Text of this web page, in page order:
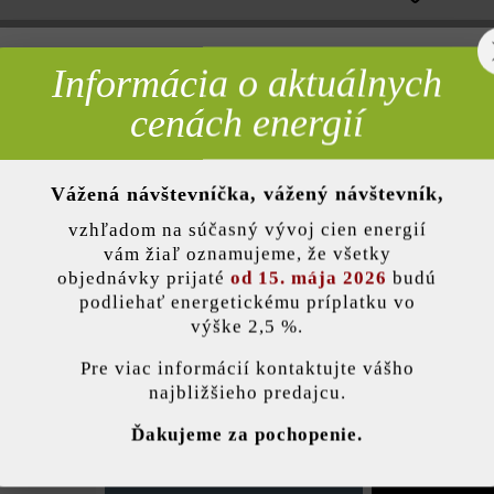
Opis produktu
použitie je kombinovaná dlažba Arret Š15 VG4 mimoriadne
proti posunutiu VG4 je manipulácia s touto dlažbou
cm), preto si môžete zvoliť vhodnú tvárnicu do každého priestoru –
každému vjazdu k domu a priestranstvu pred budovou
Farba:
Zaťažiteľnosť:
používa súbory cookie, aby vám ponúkla najlepšiu možnú funkčnosť...
Povoliť všetky
Informácia o aktuálnych
cenách energií
Vážená návštevníčka, vážený návštevník,
vzhľadom na súčasný vývoj cien energií
vám žiaľ oznamujeme, že všetky
objednávky prijaté od 15. mája 2026 budú
podliehať energetickému príplatku vo
výške 2,5 %.
Pre viac informácií kontaktujte vášho
najbližšieho predajcu.
Ďakujeme za pochopenie.